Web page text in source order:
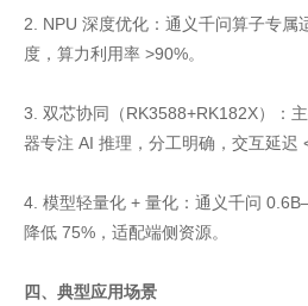
2. NPU 深度优化：通义千问算子专属
度，算力利用率 >90%。
3. 双芯协同（RK3588+RK182X）：
器专注 AI 推理，分工明确，交互延迟
4. 模型轻量化 + 量化：通义千问
降低 75%，适配端侧资源。
四、典型应用场景